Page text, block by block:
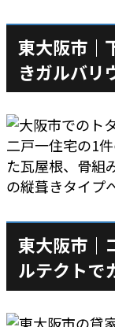
東大阪市｜
きガルバリ
二戸一住宅の1
た瓦屋根、骨組
の縦葺きタイプ
東大阪市｜
ルテクトで